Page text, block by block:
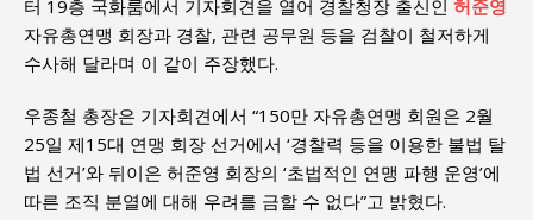
터 19층 국화룸에서 기자회견을 열어 경찰청장 출신인 허준영
자유총연맹 회장과 경찰, 관련 공무원 등을 검찰이 철저하게
수사해 달라며 이 같이 주장했다.
우종철 총장은 기자회견에서 “150만 자유총연맹 회원은 2월
25일 제15대 연맹 회장 선거에서 ‘경찰력 등을 이용한 불법 탈
법 선거’와 뒤이은 허준영 회장의 ‘초법적인 연맹 파행 운영’에
따른 조직 분열에 대해 우려를 금할 수 없다”고 밝혔다.